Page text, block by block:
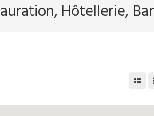
Hôtellerie, Bar